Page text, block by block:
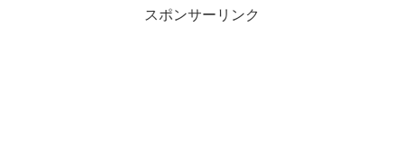
スポンサーリンク